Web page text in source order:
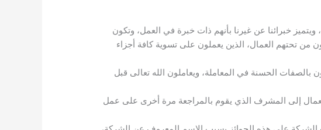
خبرائنا عن غيرنا بأنهم ذات خبرة في العمل، وتكون
من تحتهم العمال، الذين يعملون على تسوية كافة أجزاء
بالصفات الحسنة في المعاملة، ويعاملون الله تعالى قبل
إلى المشرف الذي يقوم بالمراجعة مرة أخرى على عمل